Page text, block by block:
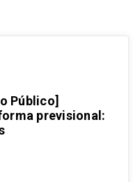
Público]
previsional: